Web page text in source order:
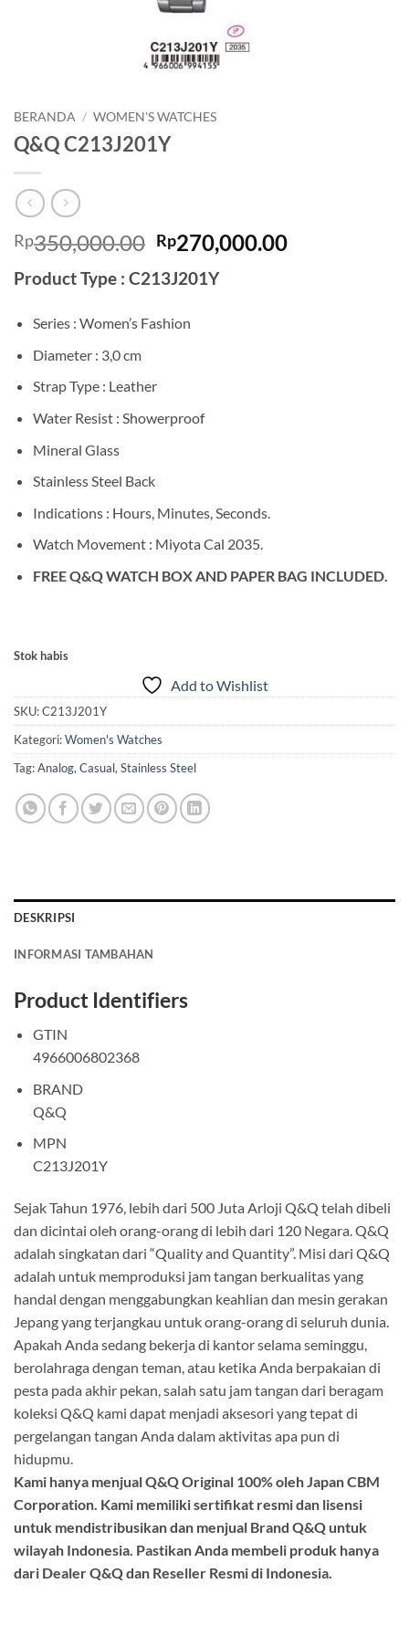
BERANDA / WOMEN'S WATCHES
Q&Q C213J201Y
Rp350,000.00 Harga
aslinya
adalah:
Rp270,000.00Harga
Product Type : C213J201Y
Series : Women’s Fashion
Diameter : 3,0 cm
Strap Type : Leather
Water Resist : Showerproof
Mineral Glass
Stainless Steel Back
Indications : Hours, Minutes, Seconds.
Watch Movement : Miyota Cal 2035.
FREE Q&Q WATCH BOX AND PAPER BAG INCLUDED.
Stok habis
Add to Wishlist
SKU:C213J201Y
Kategori:Women's Watches
Tag:Analog,Casual,Stainless Steel
DESKRIPSI
INFORMASI TAMBAHAN
Product Identifiers
GTIN
4966006802368
BRAND
Q&Q
MPN
C213J201Y
Sejak Tahun 1976, lebih dari 500 Juta Arloji Q&Q telah dibeli
dan dicintai oleh orang-orang di lebih dari 120 Negara. Q&Q
adalah singkatan dari “Quality and Quantity”. Misi dari Q&Q
adalah untuk memproduksi jam tangan berkualitas yang
handal dengan menggabungkan keahlian dan mesin gerakan
Jepang yang terjangkau untuk orang-orang di seluruh dunia.
Apakah Anda sedang bekerja di kantor selama seminggu,
berolahraga dengan teman, atau ketika Anda berpakaian di
pesta pada akhir pekan, salah satu jam tangan dari beragam
koleksi Q&Q kami dapat menjadi aksesori yang tepat di
pergelangan tangan Anda dalam aktivitas apa pun di
hidupmu.
Kami hanya menjual Q&Q Original 100% oleh Japan CBM
Corporation. Kami memiliki sertifikat resmi dan lisensi
untuk mendistribusikan dan menjual Brand Q&Q untuk
wilayah Indonesia. Pastikan Anda membeli produk hanya
dari Dealer Q&Q dan Reseller Resmi di Indonesia.